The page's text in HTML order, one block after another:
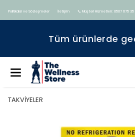
Politikalar ve Sözleşmeler İletişim 📞 Müşteri Hizmetleri : 0507 675 35
Tüm ürünlerde
TAKVİYELER